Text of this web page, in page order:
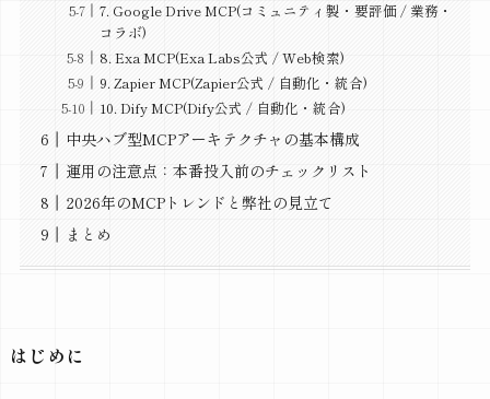
7. Google Drive MCP(コミュニティ製・要評価 / 業務・
コラボ)
8. Exa MCP(Exa Labs公式 / Web検索)
9. Zapier MCP(Zapier公式 / 自動化・統合)
10. Dify MCP(Dify公式 / 自動化・統合)
中央ハブ型MCPアーキテクチャの基本構成
運用の注意点：本番投入前のチェックリスト
2026年のMCPトレンドと弊社の見立て
まとめ
はじめに